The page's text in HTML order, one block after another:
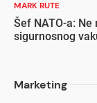
MARK RUTE
Šef NATO-a:
sigurnosnog
Marketing